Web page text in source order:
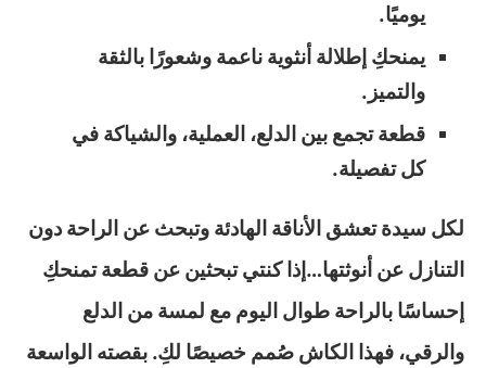
يوميًا.
يمنحكِ إطلالة أنثوية ناعمة وشعورًا بالثقة
والتميز.
قطعة تجمع بين الدلع، العملية، والشياكة في
كل تفصيلة.
لكل سيدة تعشق الأناقة الهادئة وتبحث عن الراحة دون
التنازل عن أنوثتها…إذا كنتي تبحثين عن قطعة تمنحكِ
إحساسًا بالراحة طوال اليوم مع لمسة من الدلع
والرقي، فهذا الكاش صُمم خصيصًا لكِ. بقصته الواسعة